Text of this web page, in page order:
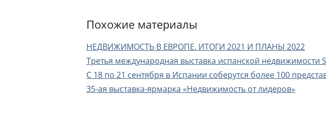
Похожие материалы
НЕДВИЖИМОСТЬ В ЕВРОПЕ. ИТОГИ 2021 И ПЛАНЫ 2022
Третья международная выставка испанской недвижимости
С 18 по 21 сентября в Испании соберутся более 100
35-ая выставка-ярмарка «Недвижимость от лидеров»